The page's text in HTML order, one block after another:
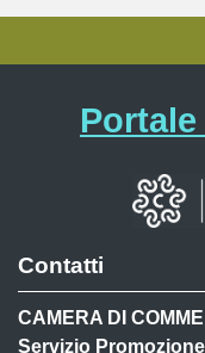
Contatti
CAMERA DI
Servizio